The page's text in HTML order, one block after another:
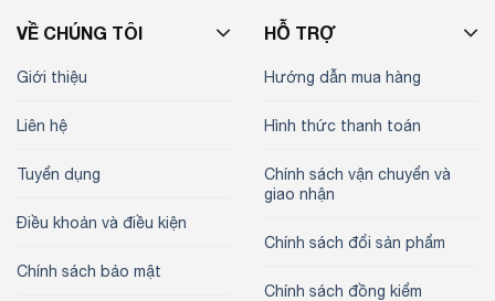
VỀ CHÚNG TÔI
Giới thiệu
Liên hệ
Tuyển dụng
Điều khoản và điều kiện
Chính sách bảo mật
HỖ TRỢ
Hướng dẫn mua hàng
Hình thức thanh toán
Chính sách vận chuyển và
giao nhận
Chính sách đổi sản phẩm
Chính sách đồng kiểm